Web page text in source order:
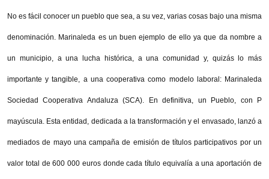
No es fácil conocer un pueblo que sea, a su vez, varias cosas bajo una misma
denominación. Marinaleda es un buen ejemplo de ello ya que da nombre a
un municipio, a una lucha histórica, a una comunidad y, quizás lo más
importante y tangible, a una cooperativa como modelo laboral: Marinaleda
Sociedad Cooperativa Andaluza (SCA). En definitiva, un Pueblo, con P
mayúscula. Esta entidad, dedicada a la transformación y el envasado, lanzó a
mediados de mayo una campaña de emisión de títulos participativos por un
valor total de 600 000 euros donde cada título equivalía a una aportación de